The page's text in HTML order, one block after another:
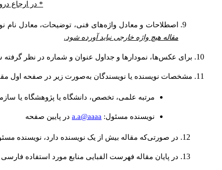
* در ارجاع
اصطلاحات و معادل واژه‌های فنی، توضیحات، معادل
مقاله هیچ واژه خارجی نباید آورده شود.
برای عکس‌ها، نمودارها و جداول عنوان و شماره در نظر
مشخصات نویسنده یا نویسندگان به‌صورت زیر در صفحه اول
مرتبه علمی، تخصص، دانشگاه یا پژوهشگاه یا
نويسنده مسئول: a.a@aaaa در پايين صفحه
در صورتی‌که مقاله بیش از یک نویسنده دارد، نویسنده
در پایان مقاله فهرست الفبایی منابع مورد استفاده